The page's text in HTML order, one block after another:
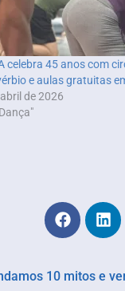
celebra 45 anos com
e aulas gratuitas
de 2026
10 mitos e